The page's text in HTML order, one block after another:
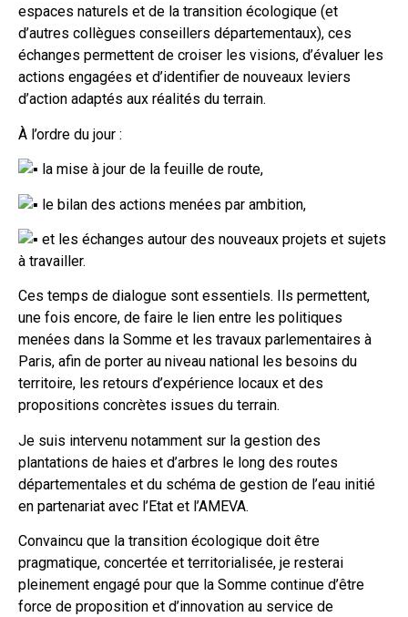
espaces naturels et de la transition écologique (et
d’autres collègues conseillers départementaux), ces
échanges permettent de croiser les visions, d’évaluer les
actions engagées et d’identifier de nouveaux leviers
d’action adaptés aux réalités du terrain.
À l’ordre du jour :
la mise à jour de la feuille de route,
le bilan des actions menées par ambition,
et les échanges autour des nouveaux projets et sujets
à travailler.
Ces temps de dialogue sont essentiels. Ils permettent,
une fois encore, de faire le lien entre les politiques
menées dans la Somme et les travaux parlementaires à
Paris, afin de porter au niveau national les besoins du
territoire, les retours d’expérience locaux et des
propositions concrètes issues du terrain.
Je suis intervenu notamment sur la gestion des
plantations de haies et d’arbres le long des routes
départementales et du schéma de gestion de l’eau initié
en partenariat avec l’Etat et l’AMEVA.
Convaincu que la transition écologique doit être
pragmatique, concertée et territorialisée, je resterai
pleinement engagé pour que la Somme continue d’être
force de proposition et d’innovation au service de